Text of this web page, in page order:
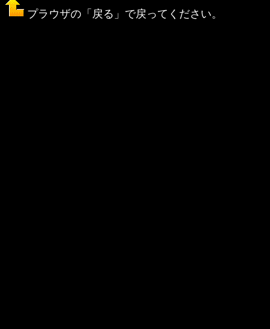
プラウザの「戻る」で戻ってください。